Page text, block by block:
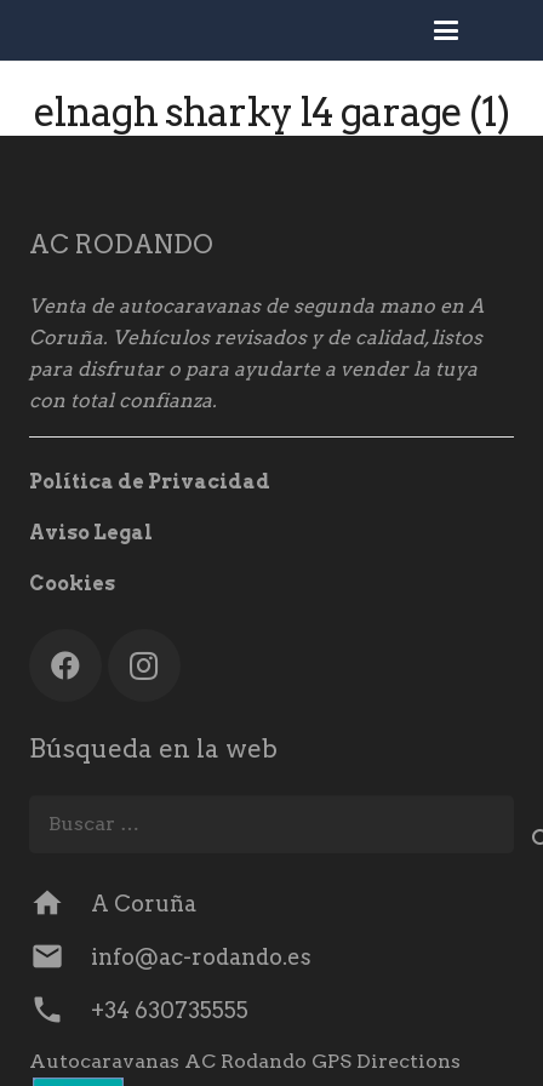
elnagh sharky l4 garage (1)
AC RODANDO
Venta de autocaravanas de segunda mano en A
Coruña. Vehículos revisados y de calidad, listos
para disfrutar o para ayudarte a vender la tuya
con total confianza.
Política de Privacidad
Aviso Legal
Cookies
Búsqueda en la web
home A Coruña
mail info@ac-rodando.es
phone +34 630735555
Autocaravanas AC Rodando GPS Directions